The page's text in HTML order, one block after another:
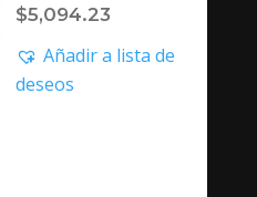
$5,094.23
Añadir a lista de
deseos